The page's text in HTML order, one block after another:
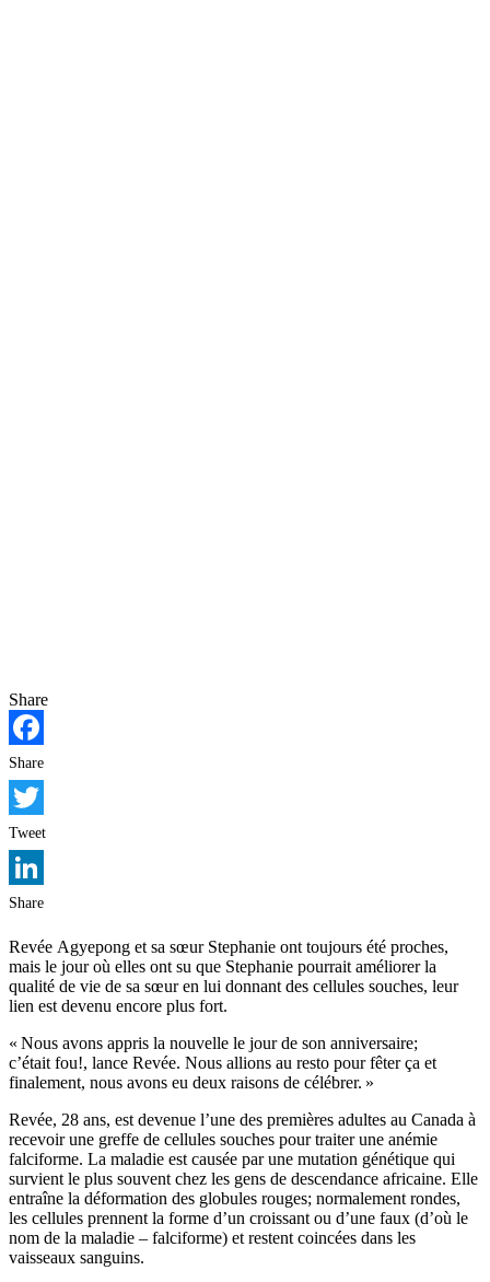
Share
Facebook
Share
Twitter
Tweet
LinkedIn
Share
Revée Agyepong et sa sœur Stephanie ont toujours été proches,
mais le jour où elles ont su que Stephanie pourrait améliorer la
qualité de vie de sa sœur en lui donnant des cellules souches, leur
lien est devenu encore plus fort.
« Nous avons appris la nouvelle le jour de son anniversaire;
c’était fou!, lance Revée. Nous allions au resto pour fêter ça et
finalement, nous avons eu deux raisons de célébrer. »
Revée, 28 ans, est devenue l’une des premières adultes au Canada à
recevoir une greffe de cellules souches pour traiter une anémie
falciforme. La maladie est causée par une mutation génétique qui
survient le plus souvent chez les gens de descendance africaine. Elle
entraîne la déformation des globules rouges; normalement rondes,
les cellules prennent la forme d’un croissant ou d’une faux (d’où le
nom de la maladie – falciforme) et restent coincées dans les
vaisseaux sanguins.